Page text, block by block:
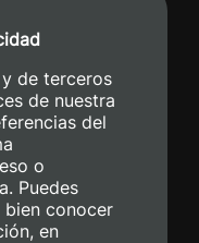
50
de terceros
de nuestra
del
o
Puedes
conocer
en